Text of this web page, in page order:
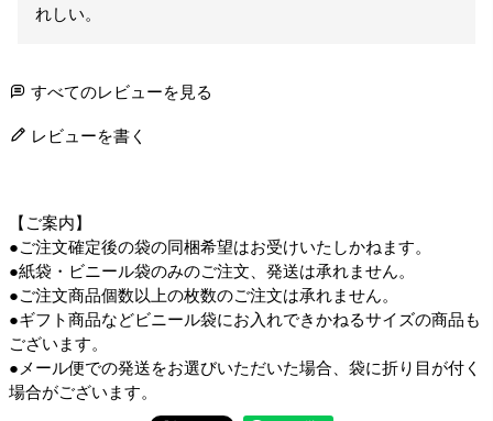
れしい。
すべてのレビューを見る
レビューを書く
【ご案内】
●ご注文確定後の袋の同梱希望はお受けいたしかねます。
●紙袋・ビニール袋のみのご注文、発送は承れません。
●ご注文商品個数以上の枚数のご注文は承れません。
●ギフト商品などビニール袋にお入れできかねるサイズの商品も
ございます。
●メール便での発送をお選びいただいた場合、袋に折り目が付く
場合がございます。